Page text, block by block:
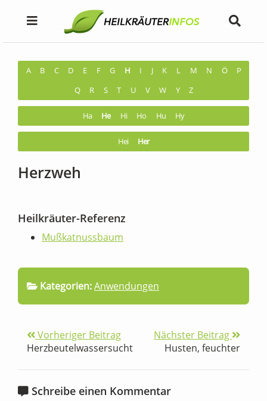
A B C D E F G H I J K L M N Ö
P
Q
R S T U V W Y Z
Ha He Hi Ho Hu Hy
Hei Her
Herzweh
Heilkräuter-Referenz
Mußkatnussbaum
Kategorien:Anwendungen
Vorheriger Beitrag
Herzbeutelwassersucht
Nächster Beitrag
Husten, feuchter
Schreibe einen Kommentar